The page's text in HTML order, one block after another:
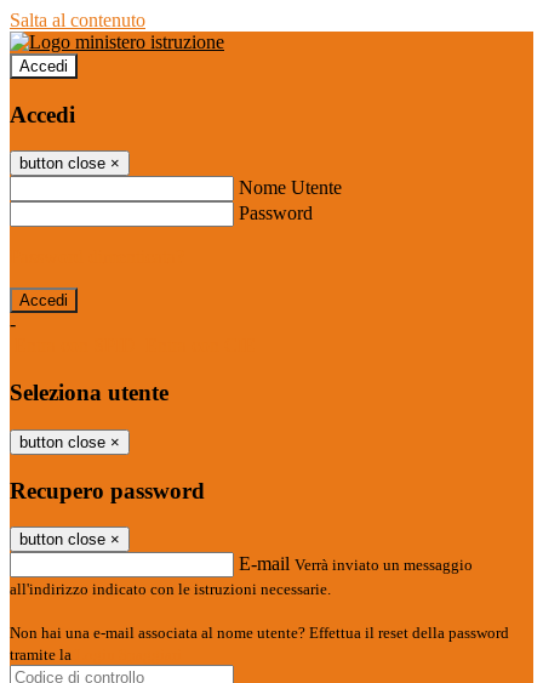
Salta al contenuto
Accedi
Accedi
button close ×
Nome Utente
Password
-
Seleziona utente
button close ×
Recupero password
button close ×
E-mail Verrà inviato un messaggio
all'indirizzo indicato con le istruzioni necessarie.
Non hai una e-mail associata al nome utente? Effettua il reset della password
tramite la